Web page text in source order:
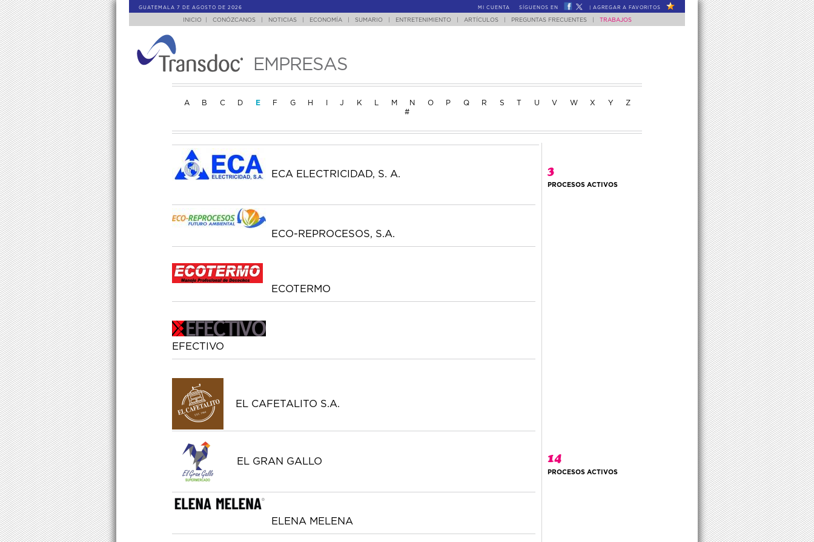
GUATEMALA 7 DE AGOSTO DE 2026 MI CUENTA SÍGUENOS EN AGREGAR A FAVORITOS
INICIO CONÓZCANOS NOTICIAS ECONOMÍA SUMARIO ENTRETENIMIENTO ARTÍCULOS PREGUNTAS FRECUENTES TRABAJOS
EMPRESAS
A B C D E F G H J K M N O P Q R S T U V W X Y
Z
#
ECA ELECTRICIDAD, S. A. 3
PROCESOS ACTIVOS
ECO-REPROCESOS, S.A.
ECOTERMO
EFECTIVO
EL CAFETALITO S.A.
EL GRAN GALLO 14
PROCESOS ACTIVOS
ELENA MELENA